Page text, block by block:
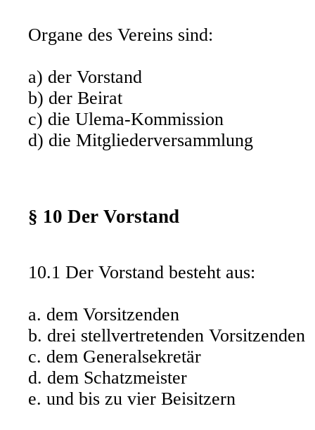
Organe des Vereins sind:
a) der Vorstand
b) der Beirat
c) die Ulema-Kommission
d) die Mitgliederversammlung
§ 10 Der Vorstand
10.1 Der Vorstand besteht aus:
a. dem Vorsitzenden
b. drei stellvertretenden Vorsitzenden
c. dem Generalsekretär
d. dem Schatzmeister
e. und bis zu vier Beisitzern